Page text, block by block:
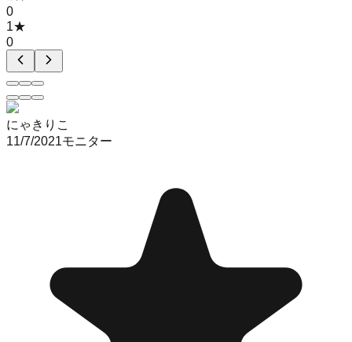
0
1★
0
にゃきりこ
11/7/2021モニター